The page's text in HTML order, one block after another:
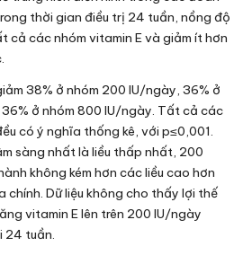
thời gian điều trị 24 tuần, nồng độ
cả các nhóm vitamin E và giảm ít hơn
38% ở nhóm 200 IU/ngày, 36% ở
ở nhóm 800 IU/ngày. Tất cả các
có ý nghĩa thống kê, với p≤0,001.
sàng nhất là liều thấp nhất, 200
không kém hơn các liều cao hơn
chính. Dữ liệu không cho thấy lợi thế
vitamin E lên trên 200 IU/ngày
24 tuần.